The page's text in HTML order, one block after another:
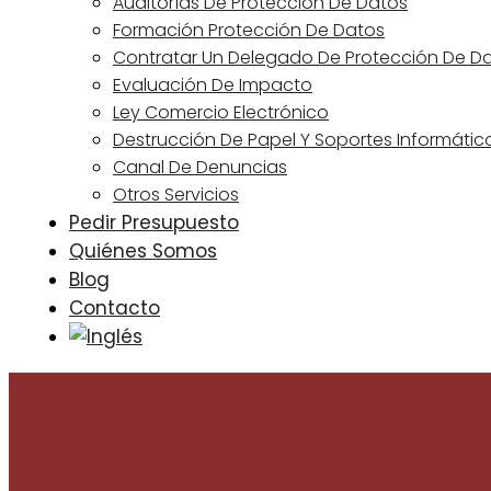
Formación Protección De Datos
Contratar Un Delegado De Protección De
Evaluación De Impacto
Ley Comercio Electrónico
Destrucción De Papel Y Soportes
Canal De Denuncias
Otros Servicios
Pedir Presupuesto
Quiénes Somos
Blog
Contacto